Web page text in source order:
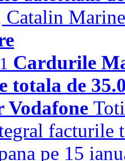
Cardurile
totala de
facturile
pe 15